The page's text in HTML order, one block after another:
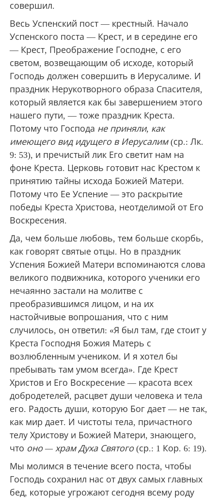
совершил.
Весь Успенский пост — крестный. Начало
Успенского поста — Крест, и в середине его
— Крест, Преображение Господне, с его
светом, возвещающим об исходе, который
Господь должен совершить в Иерусалиме. И
праздник Нерукотворного образа Спасителя,
который является как бы завершением этого
нашего пути, — тоже праздник Креста.
Потому что Господа не приняли, как
имеющего вид идущего в Иерусалим(ср.: Лк.
9: 53), и пречистый лик Его светит нам на
фоне Креста. Церковь готовит нас Крестом к
принятию тайны исхода Божией Матери.
Потому что Ее Успение — это раскрытие
победы Креста Христова, неотделимой от Его
Воскресения.
Да, чем больше любовь, тем больше скорбь,
как говорят святые отцы. Но в праздник
Успения Божией Матери вспоминаются слова
великого подвижника, которого ученики его
нечаянно застали на молитве с
преобразившимся лицом, и на их
настойчивые вопрошания, что с ним
случилось, он ответил: «Я был там, где стоит у
Креста Господня Божия Матерь с
возлюбленным учеником. И я хотел бы
пребывать там умом всегда». Где Крест
Христов и Его Воскресение — красота всех
добродетелей, расцвет души человека и тела
его. Радость души, которую Бог дает — не так,
как мир дает. И чистоты тела, причастного
телу Христову и Божией Матери, знающего,
что оно — храм Духа Святого(ср.: 1 Кор. 6: 19).
Мы молимся в течение всего поста, чтобы
Господь сохранил нас от двух самых главных
бед, которые угрожают сегодня всему роду